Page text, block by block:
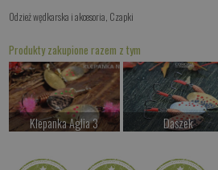
Odzież wędkarska i akcesoria Czapki
Produkty zakupione razem z tym
Klepanka Aglia 3
Daszek